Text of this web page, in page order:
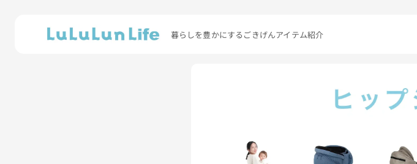
暮らしを豊かにするごきげんアイテム紹介